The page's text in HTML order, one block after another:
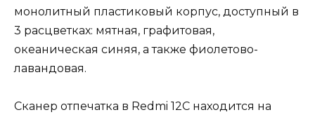
монолитный пластиковый корпус, доступный в
3 расцветках: мятная, графитовая,
океаническая синяя, а также фиолетово-
лавандовая.
Сканер отпечатка в Redmi 12C находится на